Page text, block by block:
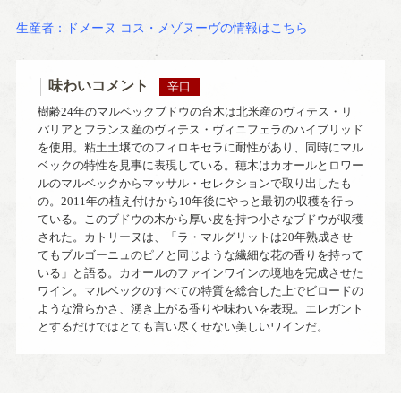
生産者：ドメーヌ コス・メゾヌーヴの情報はこちら
味わいコメント
辛口
樹齢24年のマルベックブドウの台木は北米産のヴィテス・リ
パリアとフランス産のヴィテス・ヴィニフェラのハイブリッド
を使用。粘土土壌でのフィロキセラに耐性があり、同時にマル
ベックの特性を見事に表現している。穂木はカオールとロワー
ルのマルベックからマッサル・セレクションで取り出したも
の。2011年の植え付けから10年後にやっと最初の収穫を行っ
ている。このブドウの木から厚い皮を持つ小さなブドウが収穫
された。カトリーヌは、「ラ・マルグリットは20年熟成させ
てもブルゴーニュのピノと同じような繊細な花の香りを持って
いる」と語る。カオールのファインワインの境地を完成させた
ワイン。マルベックのすべての特質を総合した上でビロードの
ような滑らかさ、湧き上がる香りや味わいを表現。エレガント
とするだけではとても言い尽くせない美しいワインだ。